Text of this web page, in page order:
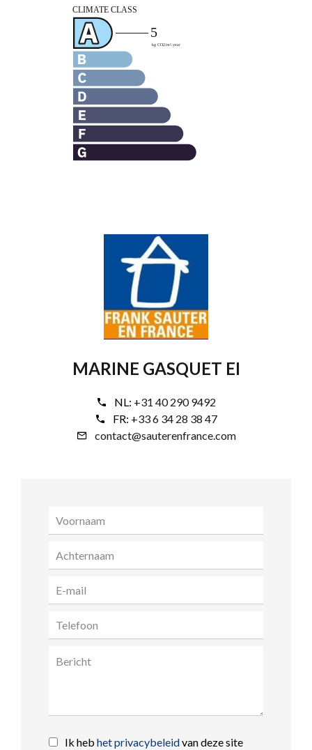
MARINE GASQUET EI
NL: +31 40 290 9492
FR: +33 6 34 28 38 47
contact@sauterenfrance.com
Ik heb het privacybeleidvan deze site